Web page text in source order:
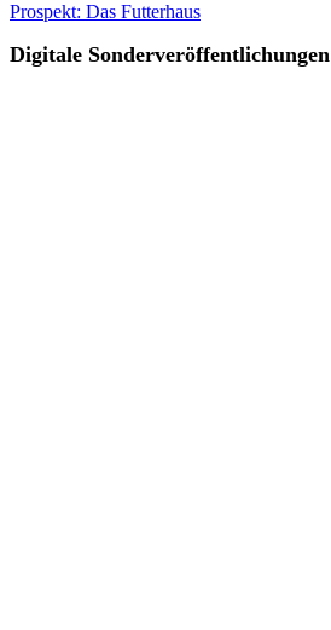
Prospekt: Das Futterhaus
Digitale Sonderveröffentlichungen